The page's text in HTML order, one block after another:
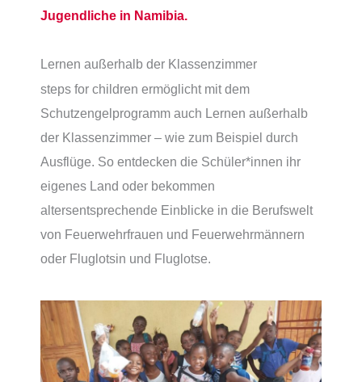
Jugendliche in Namibia.
Lernen außerhalb der Klassenzimmer
steps for children ermöglicht mit dem
Schutzengelprogramm auch Lernen außerhalb
der Klassenzimmer – wie zum Beispiel durch
Ausflüge. So entdecken die Schüler*innen ihr
eigenes Land oder bekommen
altersentsprechende Einblicke in die Berufswelt
von Feuerwehrfrauen und Feuerwehrmännern
oder Fluglotsin und Fluglotse.